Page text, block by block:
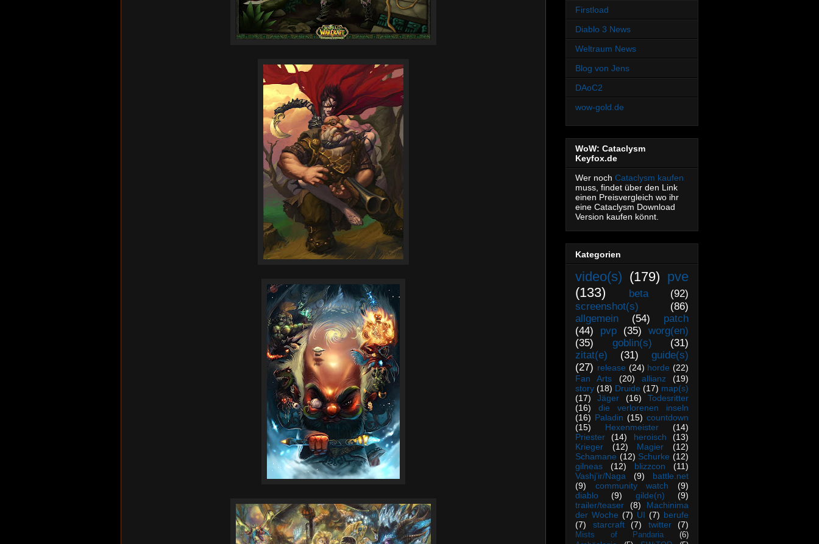
Firstload
Diablo 3 News
Weltraum News
Blog von Jens
DAoC2
wow-gold.de
WoW: Cataclysm
Keyfox.de
Wer noch Cataclysm kaufen
muss, findet über den Link
einen Preisvergleich wo ihr
eine Cataclysm Download
Version kaufen könnt.
Kategorien
video(s) (179) pve
(133)
beta
(92)
screenshot(s)
(86)
allgemein
(54)
patch
(44)
pvp (35)
worg(en)
(35)
goblin(s)
(31)
zitat(e)
(31)
guide(s)
(27) release (24) horde (22)
Fan Arts
(20) allianz
(19)
story (18) Druide (17) map(s)
(17)
Jäger (16)
Todesritter
(16)
die verlorenen inseln
(16) Paladin (15) countdown
(15)
Hexenmeister
(14)
Priester
(14) heroisch
(13)
Krieger
(12) Magier
(12)
Schamane (12) Schurke (12)
gilneas
(12) blizzcon
(11)
Vashj’ir/Naga
(9)
battle.net
(9)
community watch
(9)
diablo
(9) gilde(n)
(9)
trailer/teaser
(8)
Machinima
der Woche (7) UI (7) berufe
(7)
starcraft (7) twitter (7)
Mists of Pandaria
(6)